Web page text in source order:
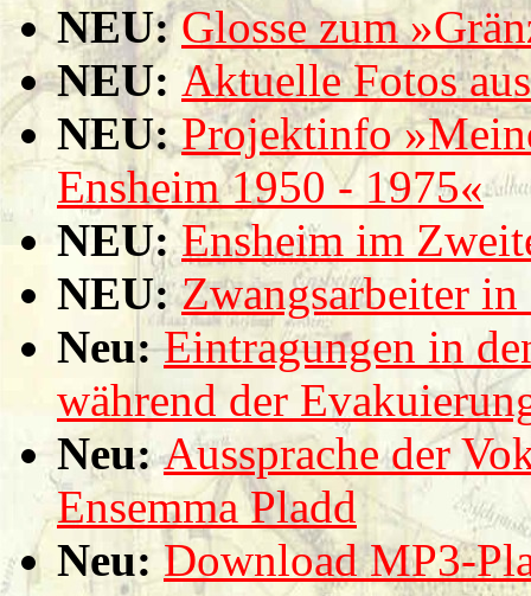
NEU:Glosse zum
NEU:Aktuelle Fotos
NEU: Projektinfo
Ensheim 1950 - 1975«
NEU: Ensheim im
NEU: Zwangsarbeiter in
Neu: Eintragungen in
während der
Neu:Aussprache der
Ensemma Pladd
Neu: Download MP3-